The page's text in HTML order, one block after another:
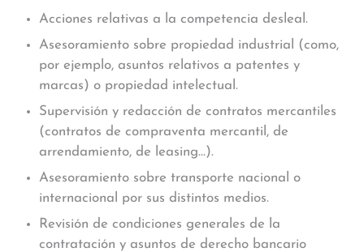
Acciones relativas a la competencia desleal.
Asesoramiento sobre propiedad industrial (como,
por ejemplo, asuntos relativos a patentes y
marcas) o propiedad intelectual.
Supervisión y redacción de contratos mercantiles
(contratos de compraventa mercantil, de
arrendamiento, de leasing…).
Asesoramiento sobre transporte nacional o
internacional por sus distintos medios.
Revisión de condiciones generales de la
contratación y asuntos de derecho bancario